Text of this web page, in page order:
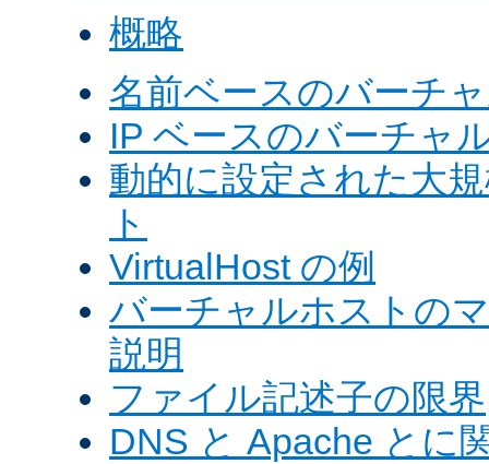
概略
名前ベースのバーチ
IP ベースのバーチャ
動的に設定された大
ト
VirtualHost の例
バーチャルホストの
説明
ファイル記述子の限界
DNS と Apache とに